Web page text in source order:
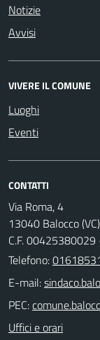
Notizie
Avvisi
VIVERE IL COMUNE
Luoghi
Eventi
CONTATTI
Via Roma, 4
13040 Balocco (VC)
C.F.
Telefono:
E-mail:
PEC:
Uffici e orari